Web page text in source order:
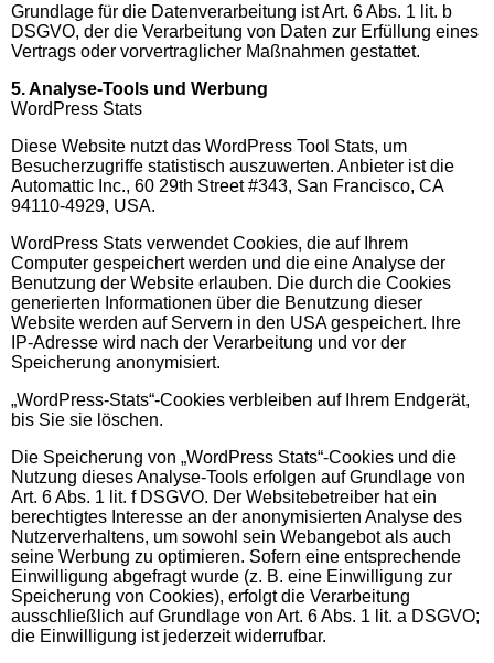
Grundlage für die Datenverarbeitung ist Art. 6 Abs. 1 lit. b
DSGVO, der die Verarbeitung von Daten zur Erfüllung eines
Vertrags oder vorvertraglicher Maßnahmen gestattet.
5. Analyse-Tools und Werbung
WordPress Stats
Diese Website nutzt das WordPress Tool Stats, um
Besucherzugriffe statistisch auszuwerten. Anbieter ist die
Automattic Inc., 60 29th Street #343, San Francisco, CA
94110-4929, USA.
WordPress Stats verwendet Cookies, die auf Ihrem
Computer gespeichert werden und die eine Analyse der
Benutzung der Website erlauben. Die durch die Cookies
generierten Informationen über die Benutzung dieser
Website werden auf Servern in den USA gespeichert. Ihre
IP-Adresse wird nach der Verarbeitung und vor der
Speicherung anonymisiert.
„WordPress-Stats“-Cookies verbleiben auf Ihrem Endgerät,
bis Sie sie löschen.
Die Speicherung von „WordPress Stats“-Cookies und die
Nutzung dieses Analyse-Tools erfolgen auf Grundlage von
Art. 6 Abs. 1 lit. f DSGVO. Der Websitebetreiber hat ein
berechtigtes Interesse an der anonymisierten Analyse des
Nutzerverhaltens, um sowohl sein Webangebot als auch
seine Werbung zu optimieren. Sofern eine entsprechende
Einwilligung abgefragt wurde (z. B. eine Einwilligung zur
Speicherung von Cookies), erfolgt die Verarbeitung
ausschließlich auf Grundlage von Art. 6 Abs. 1 lit. a DSGVO;
die Einwilligung ist jederzeit widerrufbar.